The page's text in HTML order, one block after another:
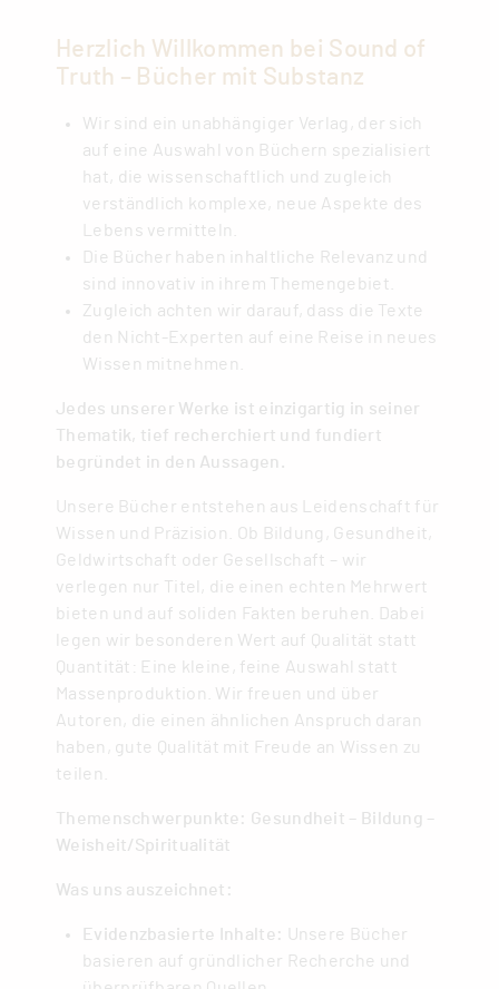
Herzlich Willkommen bei Sound of
Truth – Bücher mit Substanz
Wir sind ein unabhängiger Verlag, der sich
auf eine Auswahl von Büchern spezialisiert
hat, die wissenschaftlich und zugleich
verständlich komplexe, neue Aspekte des
Lebens vermitteln.
Die Bücher haben inhaltliche Relevanz und
sind innovativ in ihrem Themengebiet.
Zugleich achten wir darauf, dass die Texte
den Nicht-Experten auf eine Reise in neues
Wissen mitnehmen.
Jedes unserer Werke ist einzigartig in seiner
Thematik, tief recherchiert und fundiert
begründet in den Aussagen.
Unsere Bücher entstehen aus Leidenschaft für
Wissen und Präzision. Ob Bildung, Gesundheit,
Geldwirtschaft oder Gesellschaft – wir
verlegen nur Titel, die einen echten Mehrwert
bieten und auf soliden Fakten beruhen. Dabei
legen wir besonderen Wert auf Qualität statt
Quantität: Eine kleine, feine Auswahl statt
Massenproduktion. Wir freuen und über
Autoren, die einen ähnlichen Anspruch daran
haben, gute Qualität mit Freude an Wissen zu
teilen.
Themenschwerpunkte: Gesundheit – Bildung –
Weisheit/Spiritualität
Was uns auszeichnet:
Evidenzbasierte Inhalte:
Unsere Bücher
basieren auf gründlicher Recherche und